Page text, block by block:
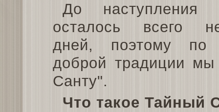
До наступления
осталось всего
дней, поэтому по
доброй традиции
Санту".
Что такое Тайный